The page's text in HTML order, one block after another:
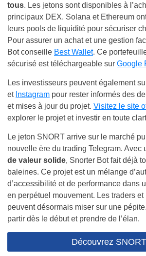
tous. Les jetons sont disponibles à
principaux DEX. Solana et Ethereum
leurs pools de liquidité pour sécuriser
Pour assurer un achat et une gestion
Bot conseille Best Wallet. Ce
sécurisé est téléchargeable sur Google
Les investisseurs peuvent également
et Instagram pour rester informés des
et mises à jour du projet. Visitez le site
explorer le projet et investir en toute
Le jeton SNORT arrive sur le marché
nouvelle ère du trading Telegram. Avec
de valeur solide, Snorter Bot fait déjà
baleines. Ce projet est un mélange
d’accessibilité et de performance dans
en perpétuel mouvement. Les traders
peuvent désormais miser sur une
partir dès le début et prendre de l’élan.
Découvrez SNORT